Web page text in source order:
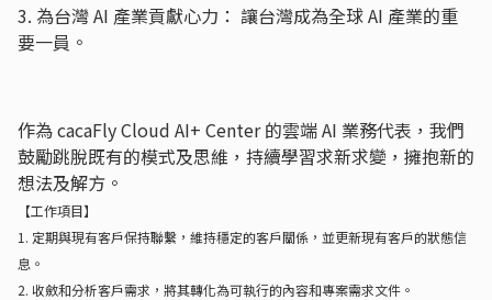
3. 為台灣 AI 產業貢獻心力： 讓台灣成為全球 AI 產業的重
要一員。
作為 cacaFly Cloud AI+ Center 的雲端 AI 業務代表，我們
鼓勵跳脫既有的模式及思維，持續學習求新求變，擁抱新的
想法及解方。
【工作項目】
1. 定期與現有客戶保持聯繫，維持穩定的客戶關係，並更新現有客戶的狀態信
息。
2. 收斂和分析客戶需求，將其轉化為可執行的內容和專案需求文件。